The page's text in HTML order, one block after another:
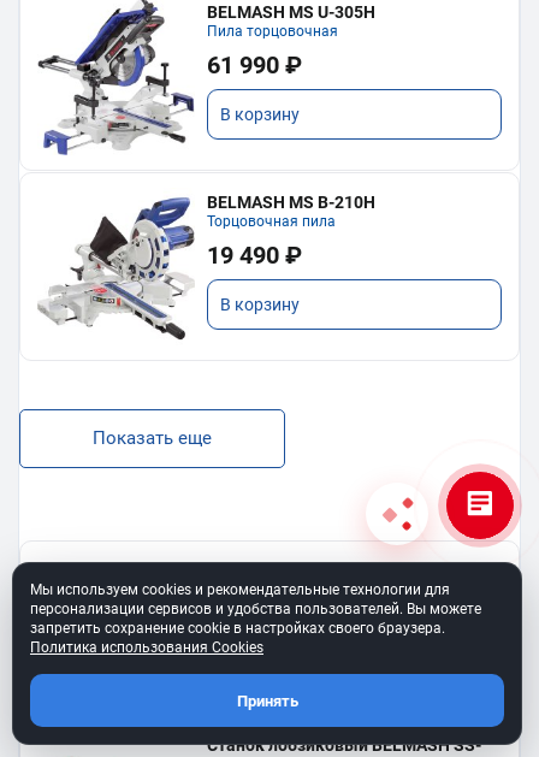
BELMASH MS U-305H
Пила торцовочная
61 990 ₽
В корзину
BELMASH MS B-210H
Торцовочная пила
19 490 ₽
В корзину
Показать еще
Лобзиковый станок
13 190 ₽
В корзину
Станок лобзиковый BELMASH SS-
Мы используем cookies и рекомендательные технологии для
персонализации сервисов и удобства пользователей. Вы можете
запретить сохранение cookie в настройках своего браузера.
Политика использования Cookies
Принять